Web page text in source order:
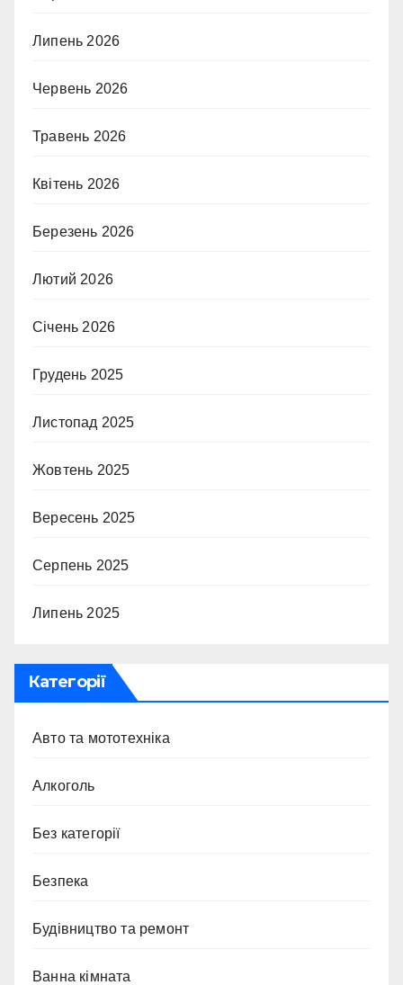
Липень 2026
Червень 2026
Травень 2026
Квітень 2026
Березень 2026
Лютий 2026
Січень 2026
Грудень 2025
Листопад 2025
Жовтень 2025
Вересень 2025
Серпень 2025
Липень 2025
Категорії
Авто та мототехніка
Алкоголь
Без категорії
Безпека
Будівництво та ремонт
Ванна кімната